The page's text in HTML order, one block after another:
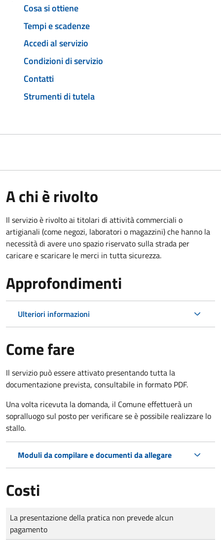
Cosa si ottiene
Tempi e scadenze
Accedi al servizio
Condizioni di servizio
Contatti
Strumenti di tutela
A chi è rivolto
Il servizio è rivolto ai titolari di attività commerciali o
artigianali (come negozi, laboratori o magazzini) che hanno la
necessità di avere uno spazio riservato sulla strada per
caricare e scaricare le merci in tutta sicurezza.
Approfondimenti
Ulteriori informazioni
Come fare
Il servizio può essere attivato presentando tutta la
documentazione prevista, consultabile in formato PDF.
Una volta ricevuta la domanda, il Comune effettuerà un
sopralluogo sul posto per verificare se è possibile realizzare lo
stallo.
Moduli da compilare e documenti da allegare
Costi
Tipo di pagamento
Importo
La presentazione della pratica non prevede alcun
pagamento